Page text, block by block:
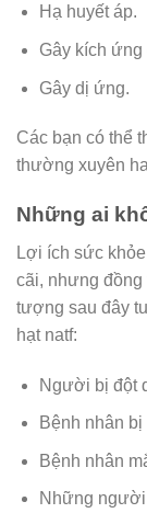
Hạ huyết áp.
Gây kích ứng
Gây dị ứng.
Các bạn có thể
thường xuyên
Những ai
Lợi ích sức
cãi, nhưng
tượng sau đây
hạt natf:
Người bị đột
Bệnh nhân
Bệnh nhân
Những